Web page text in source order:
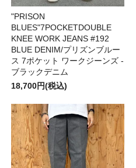
"PRISON
BLUES"7POCKETDOUBLE
KNEE WORK JEANS #192
BLUE DENIM/プリズンブルー
ス 7ポケット ワークジーンズ -
ブラックデニム
18,700円(税込)